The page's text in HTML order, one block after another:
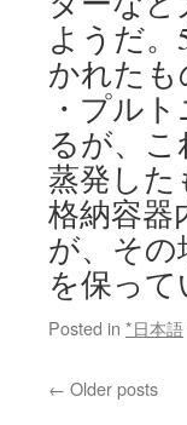
ようだ
かれた
・プル
るが、
蒸発した
格納容器
が、そ
を保っ
Posted in *日本語
← Older posts